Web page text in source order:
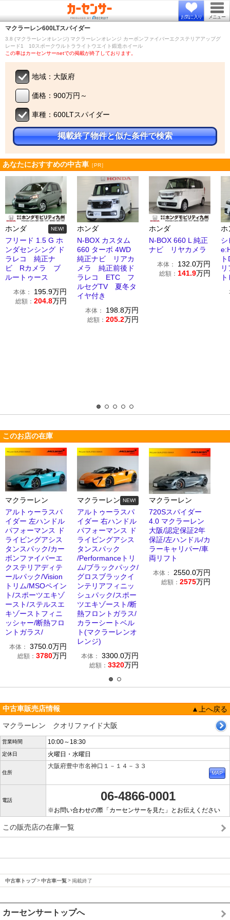
お気に入り メニュー
マクラーレン600LTスパイダー
3.8 (マクラーレンオレンジ) マクラーレンオレンジ カーボンファイバーエクステリアアップグ
レード1 10スポークウルトラライトウエイト鍛造ホイール
この車はカーセンサーnetでの掲載が終了しております。
地域：大阪府
価格：900万円～
車種：600LTスパイダー
掲載終了物件と似た条件で検索
あなたにおすすめの中古車 ［PR］
ホンダ NEW!
フリード 1.5 G ホ
ンダセンシング ド
ラレコ 純正ナ
ビ Rカメラ ブ
ルートゥース
本体： 195.9万円
総額： 204.8万円
ホンダ
N-BOX カスタム
660 ターボ 4WD
純正ナビ リアカ
メラ 純正前後ド
ラレコ ETC フ
ルセグTV 夏冬タ
イヤ付き
本体： 198.8万円
総額： 205.2万円
ホンダ
N-BOX 660 L 純正
ナビ リヤカメラ
本体： 132.0万円
総額： 141.9万円
ホ
シ
このお店の在庫
マクラーレン
アルトゥーラスパ
イダー 左ハンドル
パフォーマンス ド
ライビングアシス
タンスパック/カー
ボンファイバーエ
クステリアディテ
ールパック/Vision
トリム/MSOペイン
ト/スポーツエキゾ
ースト/ステルスエ
キゾーストフィニ
ッシャー/断熱フロ
ントガラス/
本体： 3750.0万円
総額： 3780万円
マクラーレン NEW!
アルトゥーラスパ
イダー 右ハンドル
パフォーマンス ド
ライビングアシス
タンスパック
/Performanceトリ
ム/ブラックパック/
グロスブラックイ
ンテリアフィニッ
シュパック/スポー
ツエキゾースト/断
熱フロントガラス/
カラーシートベル
ト(マクラーレンオ
レンジ)
本体： 3300.0万円
総額： 3320万円
マクラーレン
720Sスパイダー
4.0 マクラーレン
大阪/認定保証2年
保証/左ハンドル/カ
ラーキャリパー/車
両リフト
本体： 2550.0万円
総額： 2575万円
中古車販売店情報
▲上へ戻る
マクラーレン クオリファイド大阪
営業時間 10:00～18:30
定休日 火曜日・水曜日
住所
大阪府豊中市名神口１－１４－３３
電話 06-4866-0001
※お問い合わせの際「カーセンサーを見た」とお伝えください
この販売店の在庫一覧
中古車トップ 中古車一覧 掲載終了
カーセンサートップへ